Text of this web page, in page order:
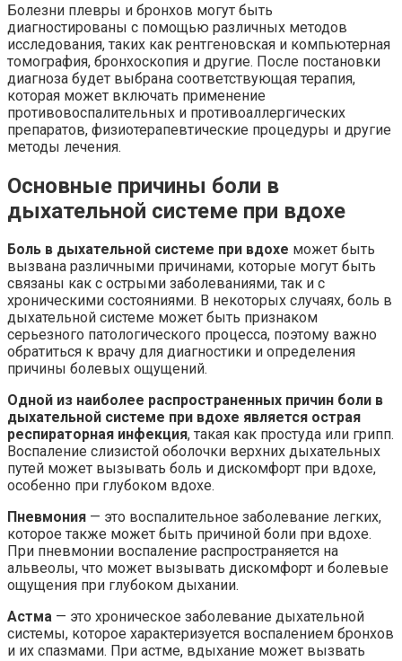
Болезни плевры и бронхов могут быть
диагностированы с помощью различных методов
исследования, таких как рентгеновская и компьютерная
томография, бронхоскопия и другие. После постановки
диагноза будет выбрана соответствующая терапия,
которая может включать применение
противовоспалительных и противоаллергических
препаратов, физиотерапевтические процедуры и другие
методы лечения.
Основные причины боли в
дыхательной системе при вдохе
Боль в дыхательной системе при вдохе может быть
вызвана различными причинами, которые могут быть
связаны как с острыми заболеваниями, так и с
хроническими состояниями. В некоторых случаях, боль в
дыхательной системе может быть признаком
серьезного патологического процесса, поэтому важно
обратиться к врачу для диагностики и определения
причины болевых ощущений.
Одной из наиболее распространенных причин боли в
дыхательной системе при вдохе является острая
респираторная инфекция, такая как простуда или грипп.
Воспаление слизистой оболочки верхних дыхательных
путей может вызывать боль и дискомфорт при вдохе,
особенно при глубоком вдохе.
Пневмония — это воспалительное заболевание легких,
которое также может быть причиной боли при вдохе.
При пневмонии воспаление распространяется на
альвеолы, что может вызывать дискомфорт и болевые
ощущения при глубоком дыхании.
Астма — это хроническое заболевание дыхательной
системы, которое характеризуется воспалением бронхов
и их спазмами. При астме, вдыхание может вызвать